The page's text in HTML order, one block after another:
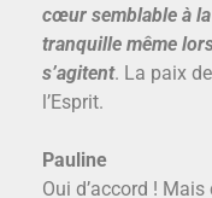
cœur semblable à
tranquille même
s’agitent. La paix
l’Esprit.
Pauline
Oui d’accord !